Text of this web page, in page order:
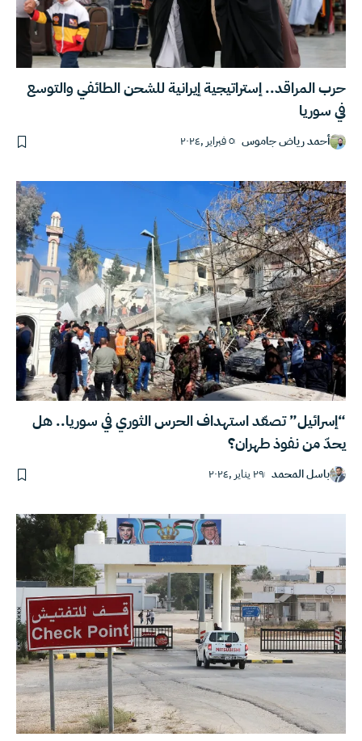
حرب المراقد.. إستراتيجية إيرانية للشحن الطائفي والتوسع
في سوريا
أحمد رياض جاموس ٥ فبراير ,٢٠٢٤
“إسرائيل” تصعّد استهداف الحرس الثوري في سوريا.. هل
يحدّ من نفوذ طهران؟
باسل المحمد ٢٩ يناير ,٢٠٢٤